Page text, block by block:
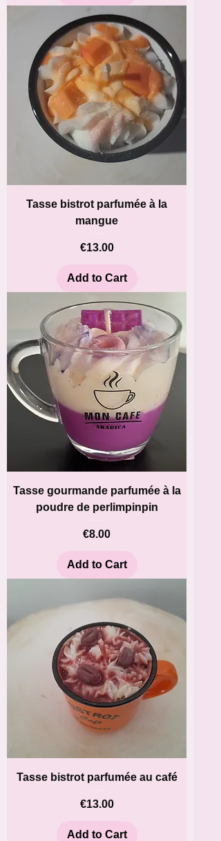
Tasse bistrot parfumée à la
mangue
Price
€13.00
Add to Cart
Tasse gourmande parfumée à la
poudre de perlimpinpin
Price
€8.00
Add to Cart
Tasse bistrot parfumée au café
Price
€13.00
Add to Cart